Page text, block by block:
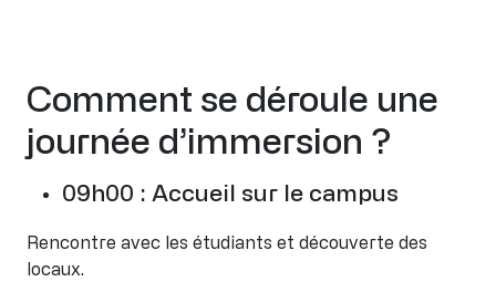
Comment se déroule une
journée d’immersion ?
09h00 : Accueil sur le campus
Rencontre avec les étudiants et découverte des
locaux.